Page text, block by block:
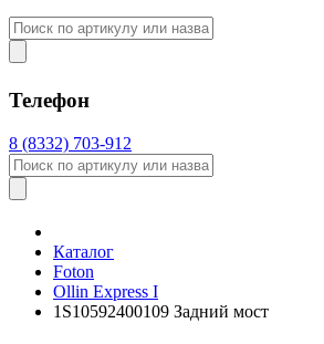
Телефон
8 (8332) 703-912
Каталог
Foton
Оllin Express I
1S10592400109 Задний мост